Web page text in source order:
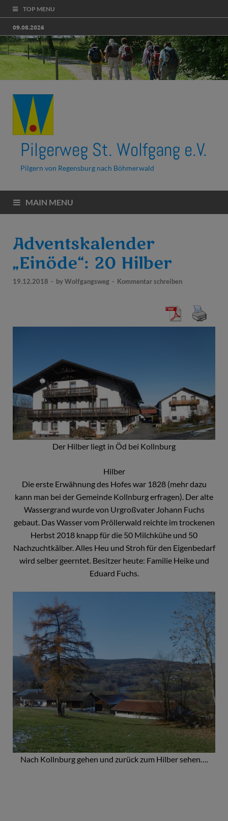
TOP MENU
09.08.2026
Pilgerweg St. Wolfgang e.V.
Pilgern von Regensburg nach Böhmerwald
MAIN MENU
Adventskalender
„Einöde“: 20 Hilber
19.12.2018 - byWolfgangsweg - Kommentar schreiben
Der Hilber liegt in Öd bei Kollnburg
Hilber
Die erste Erwähnung des Hofes war 1828 (mehr dazu
kann man bei der Gemeinde Kollnburg erfragen). Der alte
Wassergrand wurde von Urgroßvater Johann Fuchs
gebaut. Das Wasser vom Pröllerwald reichte im trockenen
Herbst 2018 knapp für die 50 Milchkühe und 50
Nachzuchtkälber. Alles Heu und Stroh für den Eigenbedarf
wird selber geerntet. Besitzer heute: Familie Heike und
Eduard Fuchs.
Nach Kollnburg gehen und zurück zum Hilber sehen….